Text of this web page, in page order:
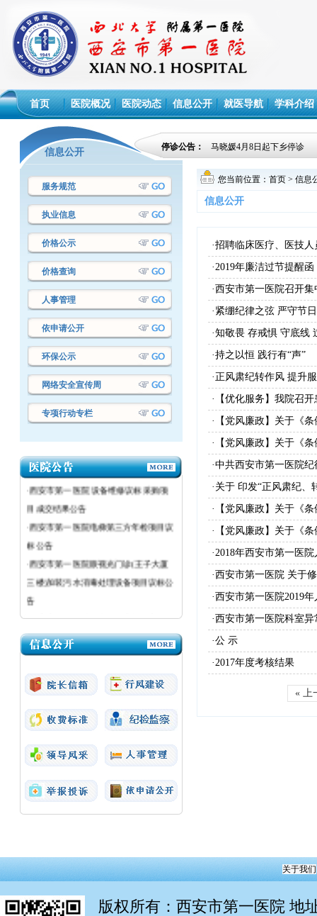
首页 医院概况 医院动态 信息公开 就医导航 学科介绍
信息公开 停诊公告：
马晓媛4月8日起下乡停诊
马晓媛4月8日起下乡停诊
服务规范
执业信息
价格公示
价格查询
人事管理
依申请公开
环保公示
网络安全宣传周
专项行动专栏
·西安市第一医院设备议标采购项目成交
结果公告
结果公告
产审核（二次）采购项目成交结果公告
您当前位置： 首页 > 信息
信息公开
·招聘临床医疗、医技
·2019年廉洁过节提醒函
·西安市第一医院召开
·紧绷纪律之弦 严守节
·知敬畏 存戒惧 守底线
·持之以恒 践行有“声”
·正风肃纪转作风 提升
·【优化服务】我院召
·【党风廉政】关于《
·【党风廉政】关于《
·中共西安市第一医院
·关于 印发“正风肃纪
·【党风廉政】关于《
·【党风廉政】关于《
·2018年西安市第一医
·西安市第一医院 关于
·西安市第一医院2019
·西安市第一医院科室
·公 示
·2017年度考核结果
« 上
关于我们
版权所有 ：西安市第一医院 地